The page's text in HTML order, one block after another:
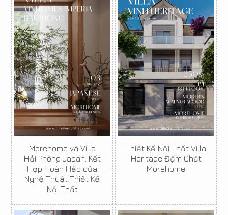
Morehome và Villa
Hải Phòng Japan: Kết
Hợp Hoàn Hảo của
Nghệ Thuật Thiết Kế
Nội Thất
Thiết Kế Nội Thất Villa
Heritage Đậm Chất
Morehome